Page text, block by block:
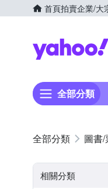
首頁拍賣企業/大
全部分類
圖書
相關分類